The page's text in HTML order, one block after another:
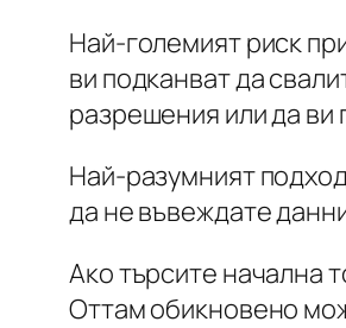
Най-големият риск
ви подканват да
разрешения или да
Най-разумният
да не въвеждате
Ако търсите начална
Оттам обикновено